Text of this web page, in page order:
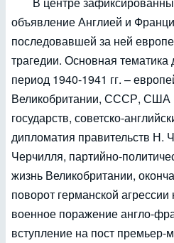
объявление Англией и
последовавшей за ней
трагедии. Основная
период 1940-1941 гг. –
Великобритании, СССР, США
государств, советско-
дипломатия правительств Н.
Черчилля, партийно-
жизнь Великобритании,
поворот германской
военное поражение англо-
вступление на пост премьер-